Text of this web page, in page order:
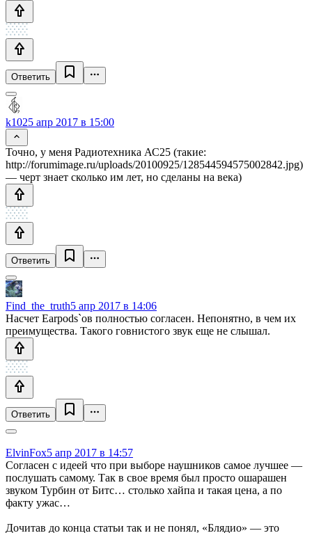
Ответить
k1025 апр 2017 в 15:00
Точно, у меня Радиотехника АС25 (такие:
http://forumimage.ru/uploads/20100925/128544594575002842.jpg)
— черт знает сколько им лет, но сделаны на века)
Ответить
Find_the_truth5 апр 2017 в 14:06
Насчет Earpods`ов полностью согласен. Непонятно, в чем их
преимущества. Такого говнистого звук еще не слышал.
Ответить
ElvinFox5 апр 2017 в 14:57
Согласен с идеей что при выборе наушников самое лучшее —
послушать самому. Так в свое время был просто ошарашен
звуком Турбин от Битс… столько хайпа и такая цена, а по
факту ужас…
Дочитав до конца статьи так и не понял, «Блядио» — это